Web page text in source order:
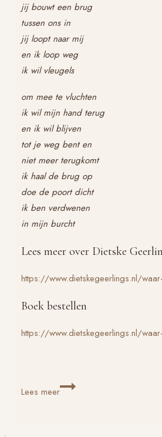
jij bouwt een brug
tussen ons in
jij loopt naar mij
en ik loop weg
ik wil vleugels
om mee te vluchten
ik wil mijn hand terug
en ik wil blijven
tot je weg bent en
niet meer terugkomt
ik haal de brug op
doe de poort dicht
ik ben verdwenen
in mijn burcht
Lees meer over Dietske
https://www.dietskegeerlings.nl/
Boek bestellen
https://www.dietskegeerlings.nl/
Lees meerWaar